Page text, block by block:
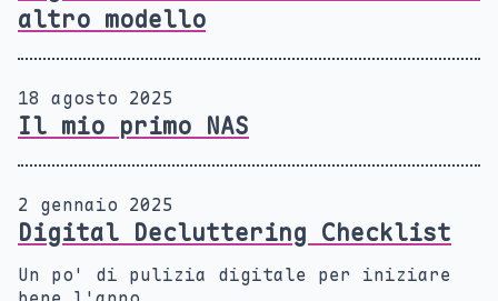
altro modello
18 agosto 2025
Il mio primo NAS
2 gennaio 2025
Digital Decluttering Checklist
Un po' di pulizia digitale per iniziare